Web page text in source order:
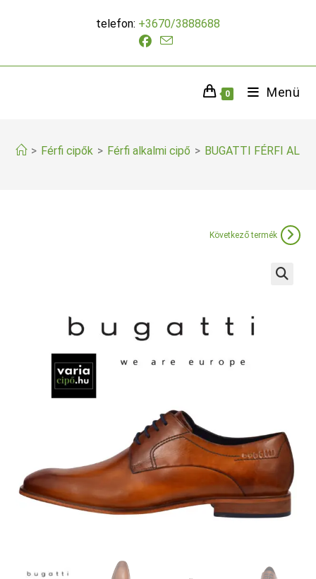
telefon: +3670/3888688
0 Menü
> Férfi cipők > Férfi alkalmi cipő > BUGATTI FÉRFI
Következő termék